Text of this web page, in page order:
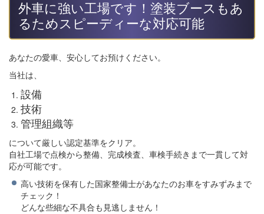
外車に強い工場です！塗装ブースもあ
るためスピーディーな対応可能
あなたの愛車、安心してお預けください。
当社は、
設備
技術
管理組織等
について厳しい認定基準をクリア。
自社工場で点検から整備、完成検査、車検手続きまで一貫して対
応が可能です。
高い技術を保有した国家整備士があなたのお車をすみずみまで
チェック！
どんな些細な不具合も見逃しません！